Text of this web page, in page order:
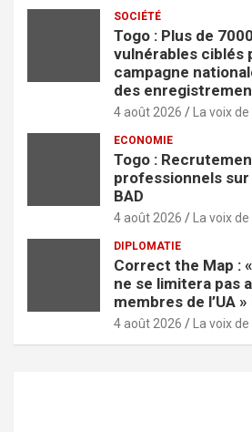
SOCIÉTÉ
Togo : Plus de
vulnérables ciblés
campagne
des
4 août 2026 La voix
ECONOMIE
Togo :
professionnels
BAD
4 août 2026 La voix
DIPLOMATIE
Correct the Map :
ne se limitera pas
membres de l’UA
4 août 2026 La voix